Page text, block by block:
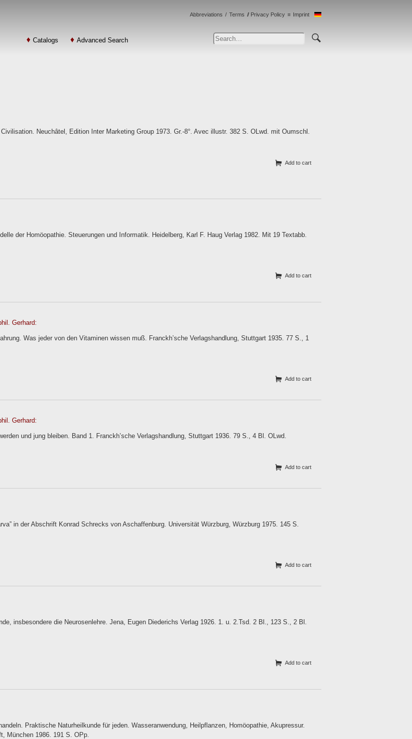
Catalogs Advanced Search
Abbreviations Terms Privacy Policy Imprint
Neuchâtel, Edition Inter Marketing Group 1973. Gr.-8°. Avec illustr. 382 S. OLwd. mit Oumschl.
Add to cart
der Homöopathie. Steuerungen und Informatik. Heidelberg, Karl F. Haug Verlag 1982. Mit 19 Textabb.
Add to cart
Gerhard:
Was jeder von den Vitaminen wissen muß. Franckh’sche Verlagshandlung, Stuttgart 1935. 77 S., 1
Add to cart
Gerhard:
und jung bleiben. Band 1. Franckh’sche Verlagshandlung, Stuttgart 1936. 79 S., 4 Bl. OLwd.
Add to cart
in der Abschrift Konrad Schrecks von Aschaffenburg. Universität Würzburg, Würzburg 1975. 145 S.
Add to cart
insbesondere die Neurosenlehre. Jena, Eugen Diederichs Verlag 1926. 1. u. 2.Tsd. 2 Bl., 123 S., 2 Bl.
Add to cart
Praktische Naturheilkunde für jeden. Wasseranwendung, Heilpflanzen, Homöopathie, Akupressur.
München 1986. 191 S. OPp.